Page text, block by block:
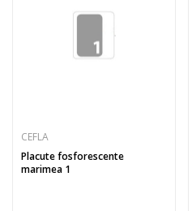
CEFLA
Placute fosforescente
marimea 1